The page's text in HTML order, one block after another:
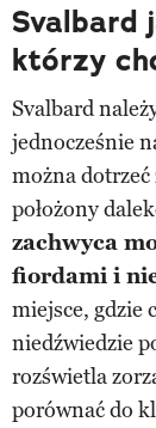
Svalbard
którzy
Svalbard
jednocześnie
można
położony
zachwyca
fiordami i
miejsce, gdzie
niedźwiedzie
rozświetla
porównać do